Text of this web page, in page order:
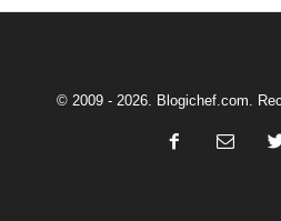
© 2009 - 2026. Blogichef.com.